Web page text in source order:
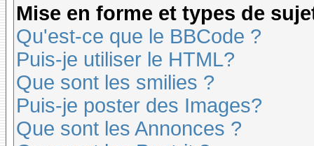
Mise en forme et types de
Qu'est-ce que le BBCode ?
Puis-je utiliser le HTML?
Que sont les smilies ?
Puis-je poster des Images?
Que sont les Annonces ?